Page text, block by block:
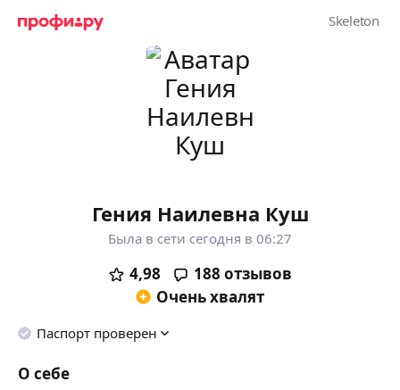
Гения Наилевна Куш
Была в сети сегодня в 06:27
4,98 188 отзывов
Очень хвалят
Паспорт проверен
О себе